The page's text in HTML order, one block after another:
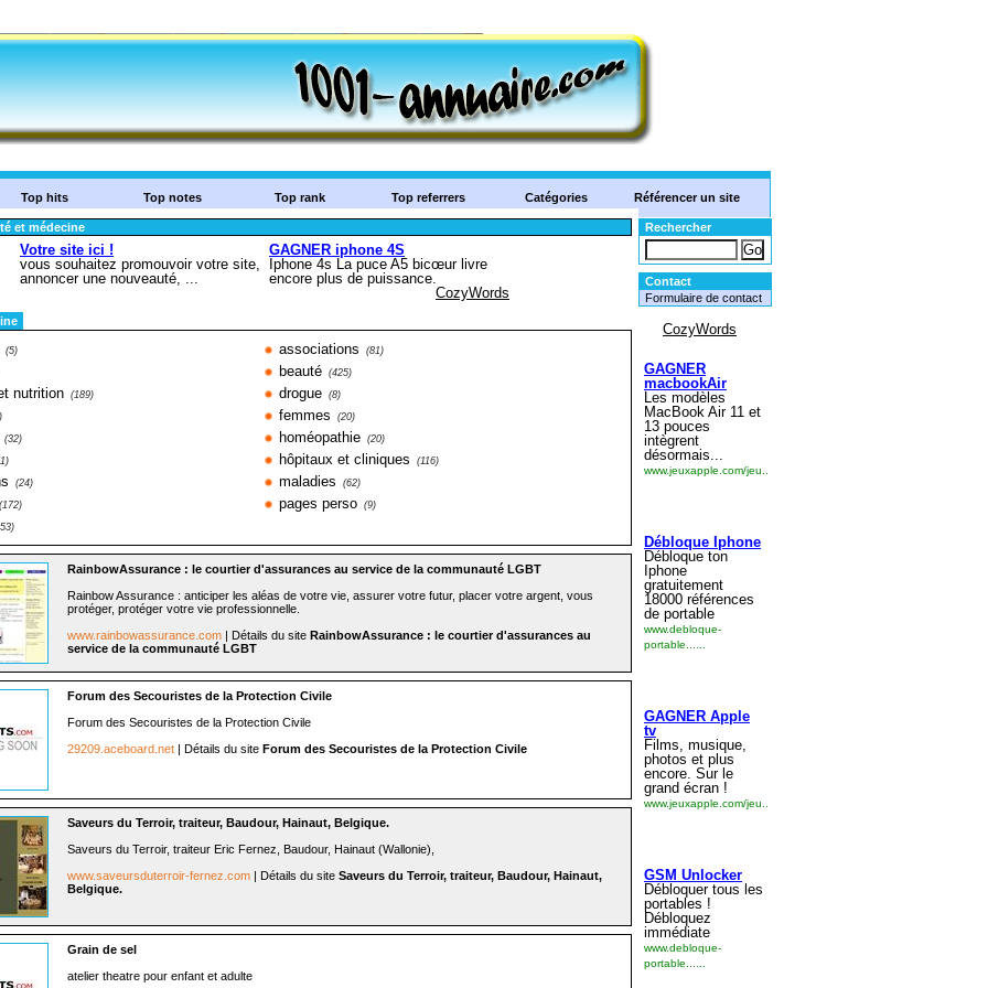
Top hits Top notes Top rank Top referrers Catégories Référencer un site
Rechercher
Contact
Formulaire de contact
et médecine
(5)
nutrition (189)
(32)
(24)
(172)
associations (81)
beauté (425)
drogue (8)
femmes (20)
homéopathie (20)
hôpitaux et cliniques (116)
maladies (62)
pages perso (9)
RainbowAssurance : le courtier d'assurances au service de la communauté LGBT
Rainbow Assurance : anticiper les aléas de votre vie, assurer votre futur, placer votre argent, vous
protéger, protéger votre vie professionnelle.
www.rainbowassurance.com | Détails du site RainbowAssurance : le courtier d'assurances au
service de la communauté LGBT
Forum des Secouristes de la Protection Civile
Forum des Secouristes de la Protection Civile
29209.aceboard.net | Détails du site Forum des Secouristes de la Protection Civile
Saveurs du Terroir, traiteur, Baudour, Hainaut, Belgique.
Saveurs du Terroir, traiteur Eric Fernez, Baudour, Hainaut (Wallonie),
www.saveursduterroir-fernez.com | Détails du site Saveurs du Terroir, traiteur, Baudour, Hainaut,
Belgique.
Grain de sel
atelier theatre pour enfant et adulte